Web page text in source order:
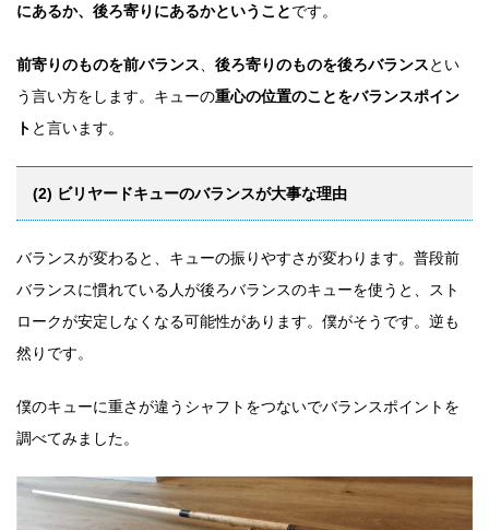
にあるか、後ろ寄りにあるかということ です。
前寄りのものを前バランス 後ろ寄りのものを後ろバランス とい
う言い方をします。キューの重心の位置のことをバランスポイン
ト と言います。
(2) ビリヤードキューのバランスが大事な理由
バランスが変わると、キューの振りやすさが変わります。普段前
バランスに慣れている人が後ろバランスのキューを使うと、スト
ロークが安定しなくなる可能性があります。僕がそうです。逆も
然りです。
僕のキューに重さが違うシャフトをつないでバランスポイントを
調べてみました。